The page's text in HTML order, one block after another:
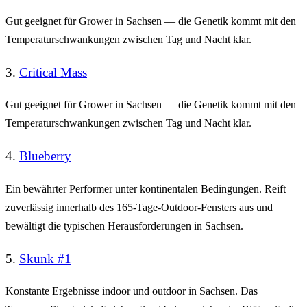
Gut geeignet für Grower in Sachsen — die Genetik kommt mit den
Temperaturschwankungen zwischen Tag und Nacht klar.
3. Critical Mass
Gut geeignet für Grower in Sachsen — die Genetik kommt mit den
Temperaturschwankungen zwischen Tag und Nacht klar.
4. Blueberry
Ein bewährter Performer unter kontinentalen Bedingungen. Reift
zuverlässig innerhalb des 165-Tage-Outdoor-Fensters aus und
bewältigt die typischen Herausforderungen in Sachsen.
5. Skunk #1
Konstante Ergebnisse indoor und outdoor in Sachsen. Das